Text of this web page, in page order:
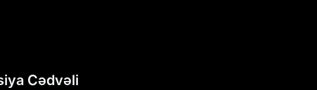
Cədvəli